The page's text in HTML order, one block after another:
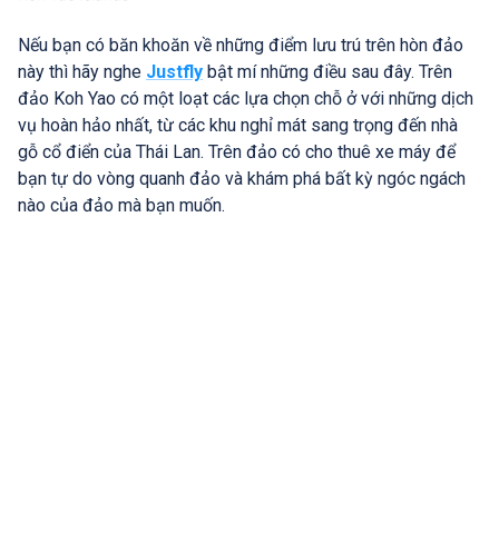
Nếu bạn có băn khoăn về những điểm lưu trú trên hòn đảo
này thì hãy nghe Justfly bật mí những điều sau đây. Trên
đảo Koh Yao có một loạt các lựa chọn chỗ ở với những dịch
vụ hoàn hảo nhất, từ các khu nghỉ mát sang trọng đến nhà
gỗ cổ điển của Thái Lan. Trên đảo có cho thuê xe máy để
bạn tự do vòng quanh đảo và khám phá bất kỳ ngóc ngách
nào của đảo mà bạn muốn.